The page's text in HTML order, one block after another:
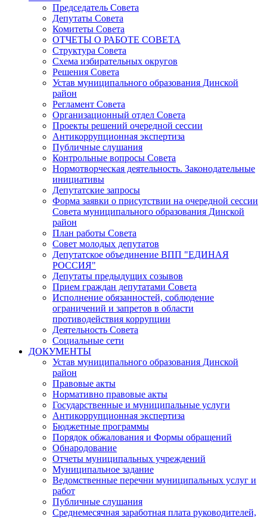
Председатель Совета
Депутаты Совета
Комитеты Совета
ОТЧЕТЫ О РАБОТЕ СОВЕТА
Структура Совета
Схема избирательных округов
Решения Совета
Устав муниципального образования Динской
район
Регламент Совета
Организационный отдел Совета
Проекты решений очередной сессии
Антикоррупционная экспертиза
Публичные слушания
Контрольные вопросы Совета
Нормотворческая деятельность. Законодательные
инициативы
Депутатские запросы
Форма заявки о присутствии на очередной сессии
Совета муниципального образования Динской
район
План работы Совета
Совет молодых депутатов
Депутатское объединение ВПП "ЕДИНАЯ
РОССИЯ"
Депутаты предыдущих созывов
Прием граждан депутатами Совета
Исполнение обязанностей, соблюдение
ограничений и запретов в области
противодействия коррупции
Деятельность Совета
Социальные сети
ДОКУМЕНТЫ
Устав муниципального образования Динской
район
Правовые акты
Нормативно правовые акты
Государственные и муниципальные услуги
Антикоррупционная экспертиза
Бюджетные программы
Порядок обжалования и Формы обращений
Обнародование
Отчеты муниципальных учреждений
Муниципальное задание
Ведомственные перечни муниципальных услуг и
работ
Публичные слушания
Среднемесячная заработная плата руководителей,